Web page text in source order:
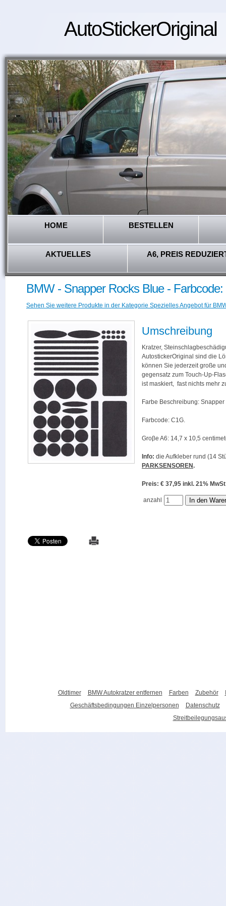
AutoStickerOriginal
HOME BESTELLEN
AKTUELLES A6, PREIS
BMW - Snapper Rocks Blue -
Sehen Sie weitere Produkte in der Kategorie Spezielles Angebot für
Umschreibung
Kratzer,
AutostickerOriginal sind die
können Sie jederzeit große
gegensatz zum Touch-Up-
ist maskiert, fast nichts mehr
Farbe Beschreibung:
Farbcode: C1G.
Groβe A6: 14,7 x 10,5
Info: die Aufkleber rund (14
PARKSENSOREN.
Preis: € 37,95 inkl. 21%
anzahl
Oldtimer BMW Autokratzer entfernen Farben Zubehör
Geschäftsbedingungen Einzelpersonen
Datenschutz